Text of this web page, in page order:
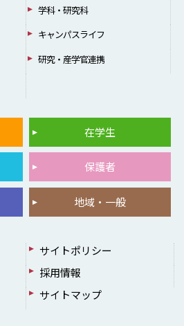
学科・研究科
キャンパスライフ
研究・産学官連携
在学生
保護者
地域・一般
サイトポリシー
採用情報
サイトマップ